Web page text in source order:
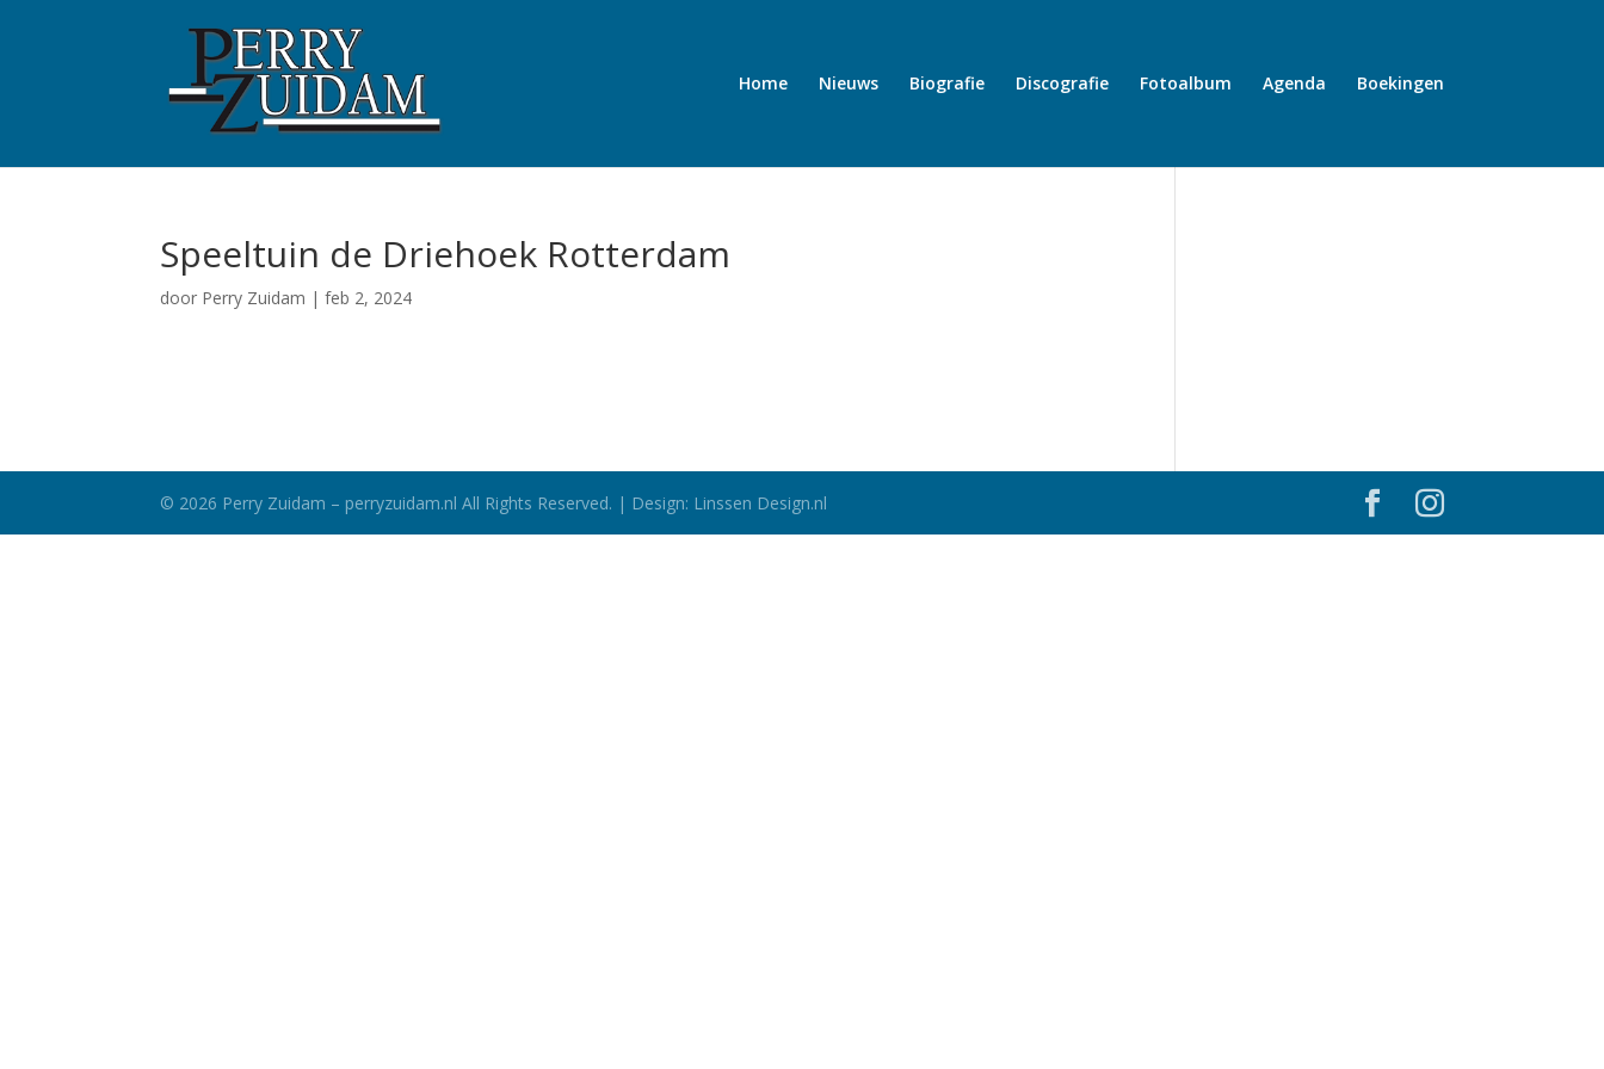
Home Nieuws Biografie Discografie Fotoalbum Agenda Boekingen
Speeltuin de Driehoek Rotterdam
door Perry Zuidam |feb 2, 2024
© 2026 Perry Zuidam – perryzuidam.nl All Rights Reserved. | Design: Linssen Design.nl